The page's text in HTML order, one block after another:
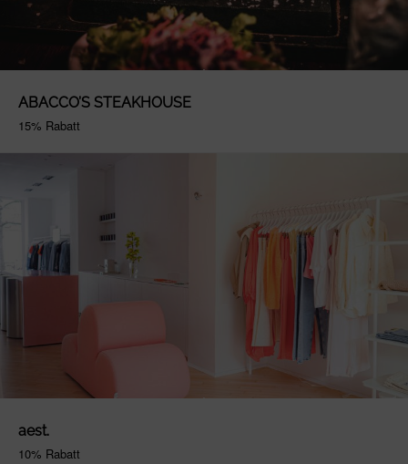
ABACCO’S STEAKHOUSE
15% Rabatt
aest.
10% Rabatt